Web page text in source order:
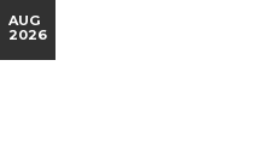
AUG
2026